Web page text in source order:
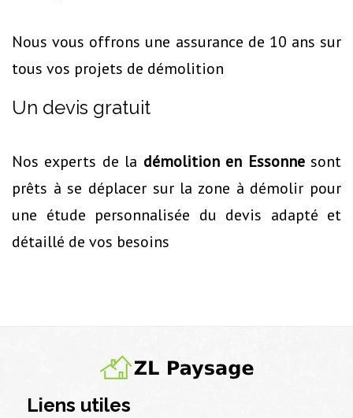
Nous vous offrons une assurance de 10 ans sur
tous vos projets de démolition
Un devis gratuit
Nos experts de la démolition en Essonnesont
prêts à se déplacer sur la zone à démolir pour
une étude personnalisée du devis adapté et
détaillé de vos besoins
Liens utiles